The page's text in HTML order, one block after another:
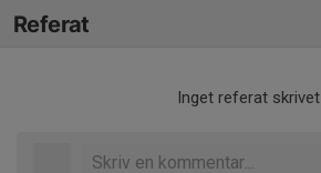
Referat
Inget referat skrivet